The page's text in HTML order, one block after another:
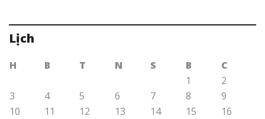
Lịch
H B T N S B
C
1
2
3
4 5 6 7 8
9
10
11 12 13 14 15
16